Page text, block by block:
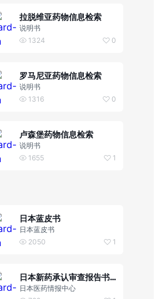
拉脱维亚药物信息检索
说明书
1324
0
罗马尼亚药物信息检索
说明书
1316
0
卢森堡药物信息检索
说明书
1655
1
日本蓝皮书
日本蓝皮书
2050
1
日本新药承认审查报告书检索
日本医药情报中心